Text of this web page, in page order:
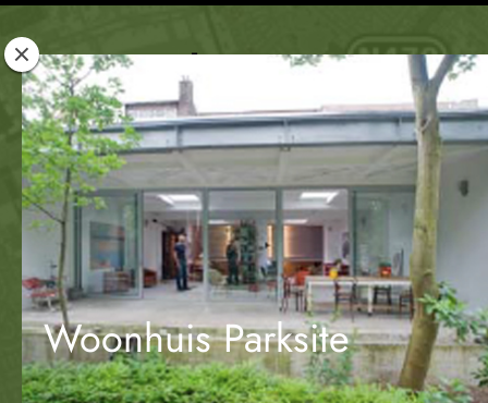
Rotterdam
Woont
Woonhuis Parksite